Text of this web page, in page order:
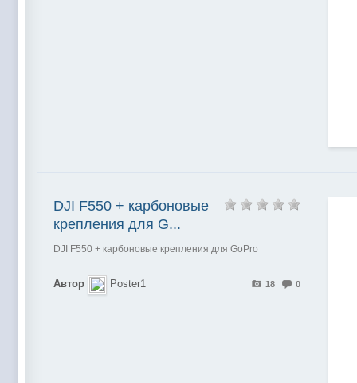
DJI F550 + карбоновые
крепления для G...
DJI F550 + карбоновые крепления для GoPro
18 0
Автор Poster1